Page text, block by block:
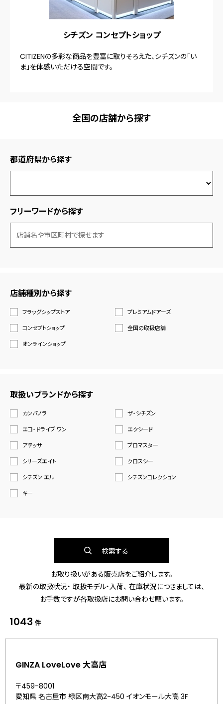
シチズン コンセプトショップ
CITIZENの多彩な商品を豊富に取りそろえた、シチズンの「い
ま」を体感いただける空間です。
全国の店舗から探す
都道府県から探す
フリーワードから探す
店舗種別から探す
フラッグシップストア
プレミアムドアーズ
コンセプトショップ
全国の取扱店舗
オンラインショップ
取扱いブランドから探す
カンパノラ
ザ・シチズン
エコ・ドライブ ワン
エクシード
アテッサ
プロマスター
シリーズエイト
クロスシー
シチズン エル
シチズンコレクション
キー
検索する
お取り扱いがある販売店をご紹介します。
最新の取扱状況・ 取扱モデル・入荷、 在庫状況につきましては、
お手数ですが各取扱店にお問い合わせ願います。
1043 件
GINZA LoveLove 大高店
〒459-8001
愛知県 名古屋市 緑区南大高2-450 イオンモール大高 3F